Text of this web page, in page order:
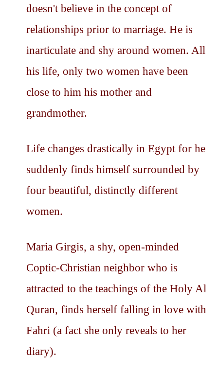
doesn't believe in the concept of
relationships prior to marriage. He is
inarticulate and shy around women. All
his life, only two women have been
close to him his mother and
grandmother.
Life changes drastically in Egypt for he
suddenly finds himself surrounded by
four beautiful, distinctly different
women.
Maria Girgis, a shy, open-minded
Coptic-Christian neighbor who is
attracted to the teachings of the Holy Al
Quran, finds herself falling in love with
Fahri (a fact she only reveals to her
diary).